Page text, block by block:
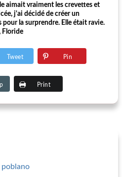
aimait vraiment les crevettes et
j'ai décidé de créer un
la surprendre. Elle était ravie.
Floride
Tweet Pin
Print
poblano